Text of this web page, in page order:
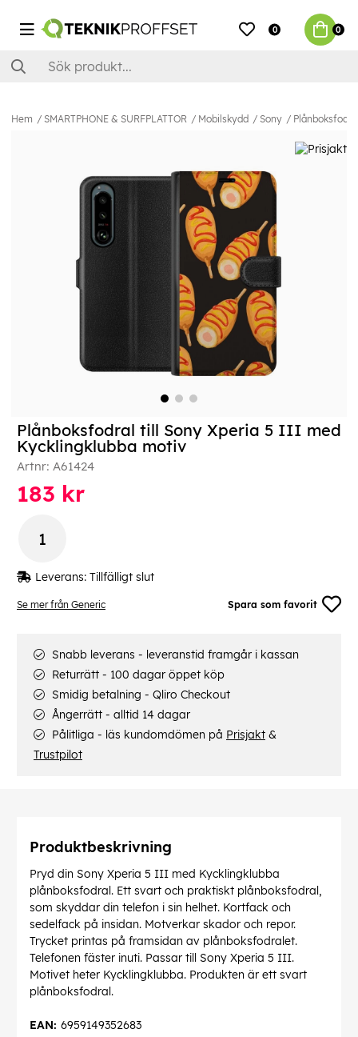
0 0
Hem SMARTPHONE & SURFPLATTOR Mobilskydd Sony
Se mer från Generic Spara som favorit
Plånboksfodral till Sony Xperia 5 III med
Kycklingklubba motiv
Artnr: A61424
183 kr
Leverans: Tillfälligt slut
Snabb leverans - leveranstid framgår i kassan
Returrätt - 100 dagar öppet köp
Smidig betalning - Qliro Checkout
Ångerrätt - alltid 14 dagar
Pålitliga - läs kundomdömen på Prisjakt &
Trustpilot
Produktbeskrivning
Pryd din Sony Xperia 5 III med Kycklingklubba
plånboksfodral. Ett svart och praktiskt plånboksfodral,
som skyddar din telefon i sin helhet. Kortfack och
sedelfack på insidan. Motverkar skador och repor.
Trycket printas på framsidan av plånboksfodralet.
Telefonen fäster inuti. Passar till Sony Xperia 5 III.
Motivet heter Kycklingklubba. Produkten är ett svart
plånboksfodral.
6959149352683
EAN: